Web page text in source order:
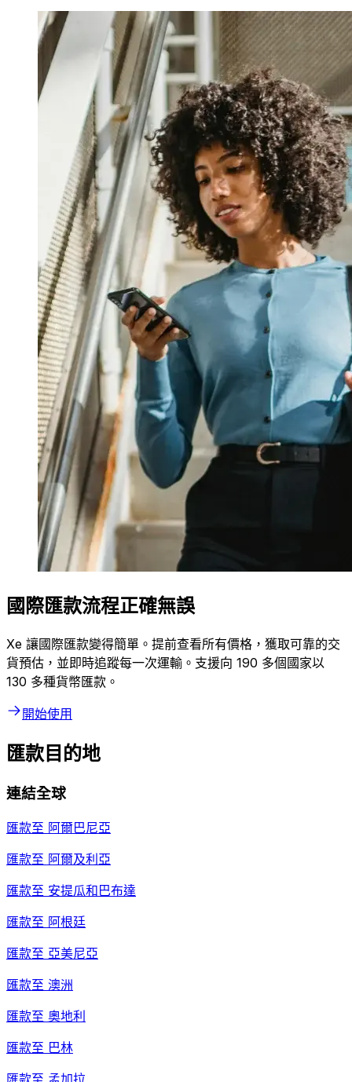
國際匯款流程正確無誤
Xe 讓國際匯款變得簡單。提前查看所有價格，獲取可靠的交
貨預估，並即時追蹤每一次運輸。支援向 190 多個國家以
130 多種貨幣匯款。
開始使用
匯款目的地
連結全球
匯款至 阿爾巴尼亞
匯款至 阿爾及利亞
匯款至 安提瓜和巴布達
匯款至 阿根廷
匯款至 亞美尼亞
匯款至 澳洲
匯款至 奧地利
匯款至 巴林
匯款至 孟加拉